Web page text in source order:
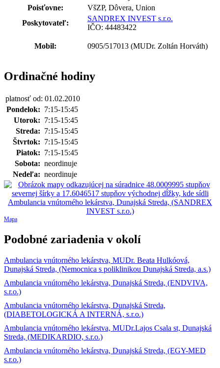
Poisťovne:
VšZP, Dôvera, Union
Poskytovateľ:
SANDREX INVEST s.r.o.
IČO: 44483422
Mobil: 0905/517013 (MUDr. Zoltán Horváth)
Ordinačné hodiny
platnosť od: 01.02.2010
Pondelok: 7:15-15:45
Utorok: 7:15-15:45
Streda: 7:15-15:45
Štvrtok: 7:15-15:45
Piatok: 7:15-15:45
Sobota: neordinuje
Nedeľa: neordinuje
Mapa
Podobné zariadenia v okolí
Ambulancia vnútorného lekárstva, MUDr. Beata Hulkóová,
Dunajská Streda, (Nemocnica s poliklinikou Dunajská Streda, a.s.)
Ambulancia vnútorného lekárstva, Dunajská Streda, (ENDVIVA,
s.r.o.)
Ambulancia vnútorného lekárstva, Dunajská Streda,
(DIABETOLOGICKÁ A INTERNÁ, s.r.o.)
Ambulancia vnútorného lekárstva, MUDr.Lajos Csala st, Dunajská
Streda, (MEDIKARDIO, s.r.o.)
Ambulancia vnútorného lekárstva, Dunajská Streda, (EGY-MED
s.r.o.)